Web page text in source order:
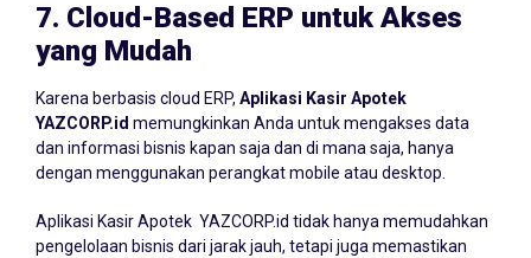
7. Cloud-Based ERP untuk Akses
yang Mudah
Karena berbasis cloud ERP, Aplikasi Kasir Apotek
YAZCORP.id memungkinkan Anda untuk mengakses data
dan informasi bisnis kapan saja dan di mana saja, hanya
dengan menggunakan perangkat mobile atau desktop.
Aplikasi Kasir Apotek YAZCORP.id tidak hanya memudahkan
pengelolaan bisnis dari jarak jauh, tetapi juga memastikan